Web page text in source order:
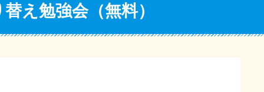
え勉強会（無料）